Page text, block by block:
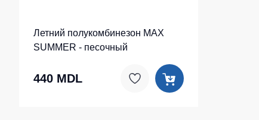
Летний полукомбинезон MAX
SUMMER - песочный
440 MDL